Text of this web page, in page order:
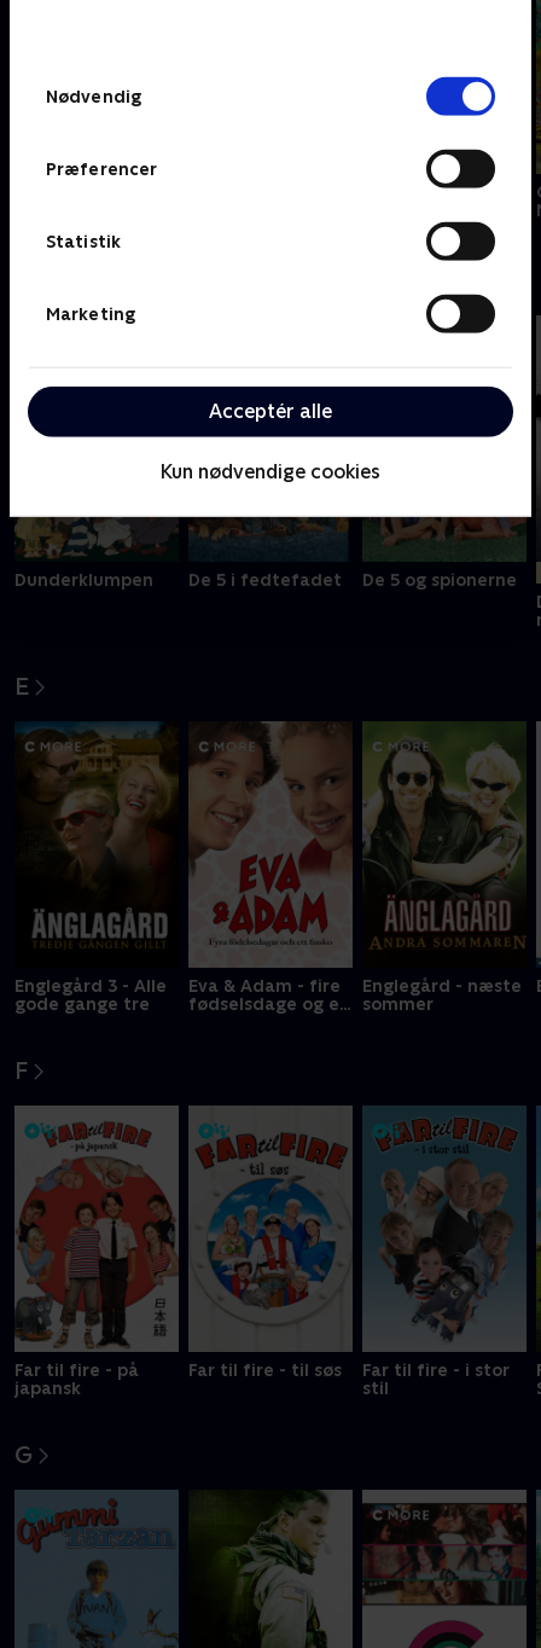
Nødvendig
Præferencer
Statistik
Marketing
Acceptér alle
Kun nødvendige cookies
Nyligt tilføjet
Dunderklumpen De 5 i fedtefadet
De 5 og spionerne
E
Englegård 3 - Alle
gode gange tre
Eva & Adam - fire
fødselsdage og en
Englegård - næste
sommer
F
Far til fire - på
japansk
Far til fire - til søs
Far til fire - i stor
stil
G